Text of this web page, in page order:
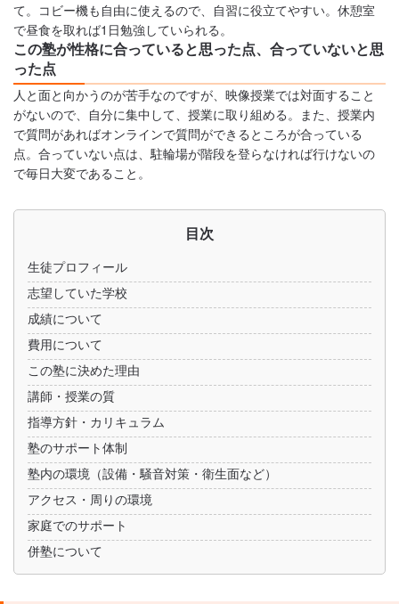
て。コビー機も自由に使えるので、自習に役立てやすい。休憩室
で昼食を取れば1日勉強していられる。
この塾が性格に合っていると思った点、合っていないと思
った点
人と面と向かうのが苦手なのですが、映像授業では対面すること
がないので、自分に集中して、授業に取り組める。また、授業内
で質問があればオンラインで質問ができるところが合っている
点。合っていない点は、駐輪場が階段を登らなければ行けないの
で毎日大変であること。
目次
生徒プロフィール
志望していた学校
成績について
費用について
この塾に決めた理由
講師・授業の質
指導方針・カリキュラム
塾のサポート体制
塾内の環境（設備・騒音対策・衛生面など）
アクセス・周りの環境
家庭でのサポート
併塾について